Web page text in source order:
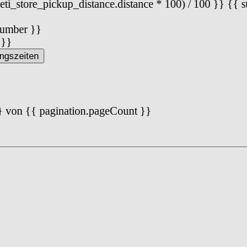
* 100) / 100 }} {{
}}
}}
von {{ pagination.pageCount }}